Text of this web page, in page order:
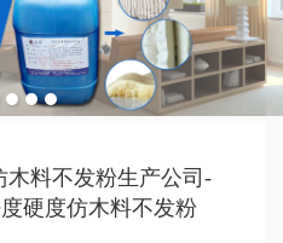
木料不发粉生产公司-
硬度仿木料不发粉